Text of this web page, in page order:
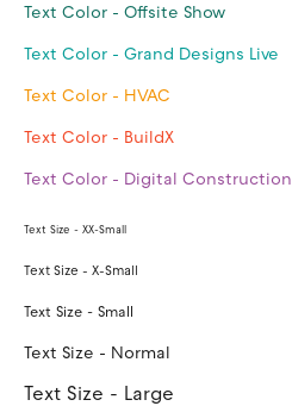
Text Color - Offsite Show
Text Color - Grand Designs Live
Text Color - HVAC
Text Color - BuildX
Text Color - Digital Construction
Text Size - XX-Small
Text Size - X-Small
Text Size - Small
Text Size - Normal
Text Size - Large